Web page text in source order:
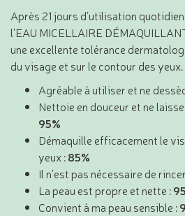
Après 21 jours d’utilisation
l’EAU MICELLAIRE
une excellente tolérance
du visage et sur le contour des yeux.
Agréable à utiliser et ne
Nettoie en douceur et ne
95%
Démaquille efficacement le
yeux :85%
Il n’est pas nécessaire de
La peau est propre et nette :
Convient à ma peau sensible :